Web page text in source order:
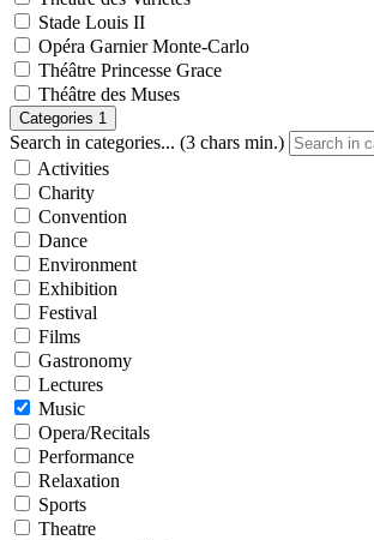
Stade Louis II
Opéra Garnier Monte-Carlo
Théâtre Princesse Grace
Théâtre des Muses
Categories 1
Search in categories... (3 chars min.)
Activities
Charity
Convention
Dance
Environment
Exhibition
Festival
Films
Gastronomy
Lectures
Music
Opera/Recitals
Performance
Relaxation
Sports
Theatre